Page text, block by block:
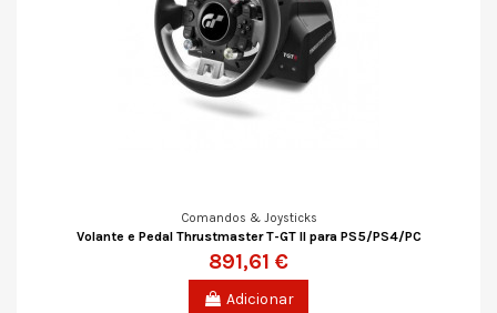
Comandos & Joysticks
Volante e Pedal Thrustmaster T-GT II para PS5/PS4/PC
891,61 €
Adicionar